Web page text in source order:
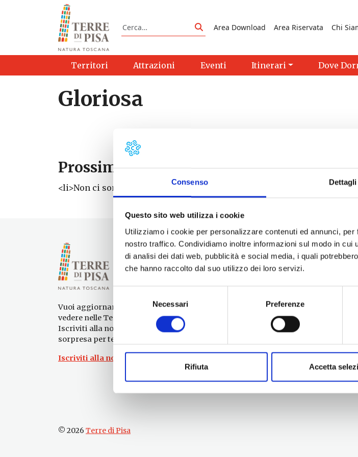
Consenso Dettagli
Questo sito web utilizza i cookie
Utilizziamo i cookie per personalizzare contenuti ed annunci,
nostro traffico. Condividiamo inoltre informazioni sul modo in
di analisi dei dati web, pubblicità e social media, i quali
che hanno raccolto dal suo utilizzo dei loro servizi.
del
Necessari Preferenze
Rifiuta Accetta
Vai al contenuto
Cerca
Cerca
Area Download Area Riservata Chi
Territori Attrazioni Eventi Itinerari Dove
Gloriosa
Prossimi eventi
<li>Non ci sono eventi con questo tag</li>
Vuoi aggiornamenti su cosa fare e cosa
vedere nelle Terre di Pisa?
Iscriviti alla nostra newsletter! Subito una
sorpresa per te!
Iscriviti alla nostra Newsletter!
Per informazioni
Servizio Promozione e Sviluppo
Ufficio Internazionalizzazione,
Turismo e Beni Culturali
turismo@tno.camcom.it
© 2026 Terre di Pisa